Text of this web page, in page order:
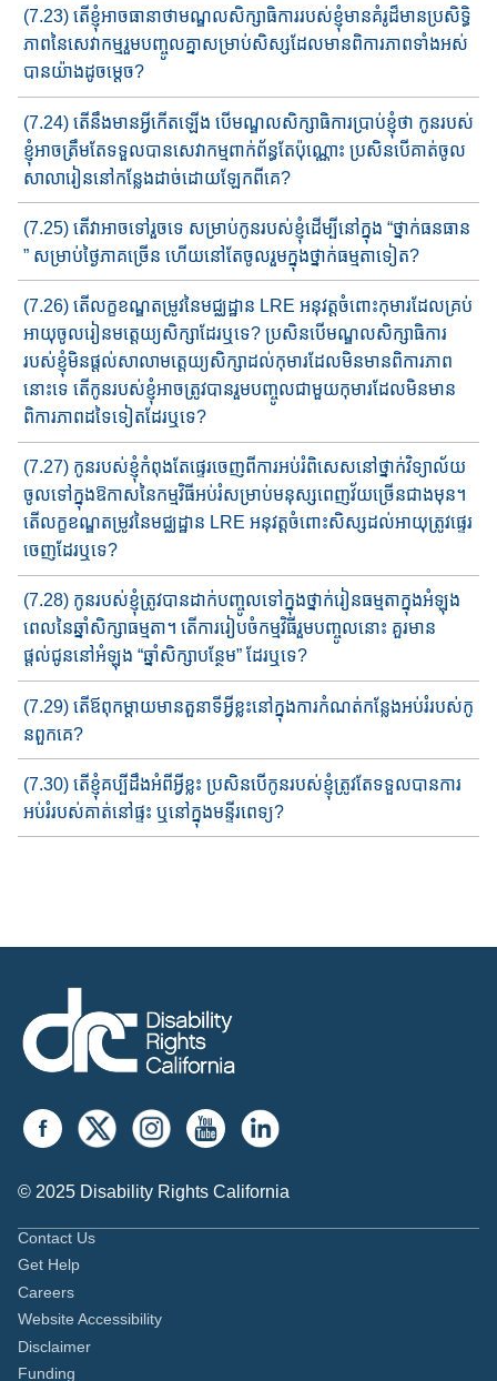
(7.23) តើខ្ញុំអាចធានាថាមណ្ឌលសិក្សាធិការរបស់ខ្ញុំ​មានគំរូដ៏​មា​នប្រសិ​ទ្ធិ​​
ភាព​នៃ​សេវាកម្មរួមបញ្ចូលគ្នា​សម្រាប់សិស្សដែល​មានពិការភាព​ទាំង​អស់​
បាន​យ៉ាង​ដូចម្ដេច​?
(7.24) តើនឹងមានអ្វីកើតឡើង បើមណ្ឌលសិក្សាធិការប្រាប់ខ្ញុំថា កូនរប​ស់​
ខ្ញុំ​​អាចត្រឹម​តែទទួល​បាន​សេវាកម្ម​ពាក់ព័ន្ធ​តែប៉ុណ្ណោះ​ ប្រសិនបើគាត់​ចូល​
សាលារៀននៅកន្លែងដាច់ដោយឡែកពីគេ?
(7.25) តើវាអាចទៅរួចទេ សម្រាប់កូនរបស់ខ្ញុំដើម្បីនៅក្នុង “ថ្នាក់ធនធា​ន​
” សម្រា​ប់​​​ថ្ងៃភាគច្រើន ហើយនៅតែចូលរួមក្នុងថ្នាក់ធម្មតាទៀត?
(7.26) តើលក្ខខណ្ឌតម្រូវ​នៃ​មជ្ឈដ្ឋាន​ LRE អនុវត្តចំពោះកុមារដែល​គ្រប់​​​
អាយុចូល​រៀន​មត្តេយ្យសិក្សាដែរឬទេ? ប្រសិនបើមណ្ឌ​លសិក្សាធិកា​រ​
របស់ខ្ញុំមិនផ្តល់​សាលា​មត្តេយ្យសិក្សាដល់​កុមារ​ដែល​មិន​មាន​ពិការភា​ព​
នោះទេ​ តើកូនរបស់ខ្ញុំអាចត្រូវបាន​រួមបញ្ចូល​ជាមួយ​កុមារដែល​មិន​មាន​
ពិការភាពដ​ទៃ​ទៀត​ដែរឬទេ?
(7.27) កូនរបស់ខ្ញុំកំពុងតែផ្ទេរចេញពីការអប់រំពិសេសនៅថ្នាក់វិទ្យាល័យ
ចូល​ទៅក្នុង​ឱកាសនៃកម្មវិធីអប់រំ​សម្រាប់​មនុស្សពេញវ័យច្រើន​ជាង​មុន។
តើលក្ខខណ្ឌតម្រូវ​នៃ​មជ្ឈដ្ឋាន​ LRE អនុវត្តចំពោះ​សិស្សដល់​អាយុ​​ត្រូវផ្ទេរ
ចេញ​ដែរឬទេ?
(7.28) កូនរបស់ខ្ញុំត្រូវបានដាក់បញ្ចូលទៅក្នុងថ្នាក់រៀនធម្មតាក្នុង​អំ​ឡុង​
ពេលនៃឆ្នាំសិក្សាធម្មតា។ តើការរៀបចំ​កម្មវិធីរួមបញ្ចូលនោះ គួរ​មាន​
ផ្តល់ជូន​នៅអំឡុង​ “ឆ្នាំសិក្សាបន្ថែម​” ដែរឬទេ?
(7.29) តើឪពុកម្ដាយមានតួនាទីអ្វីខ្លះ​នៅ​​ក្នុងការកំណត់កន្លែងអប់រំ​របស់​​កូ​
នពួកគេ?
(7.30) តើខ្ញុំគប្បីដឹងអំពីអ្វីខ្លះ ប្រសិនបើកូនរប​ស់ខ្ញុំត្រូវ​តែទទួល​បាន​ការ​
អប់រំរបស់គាត់​នៅផ្ទះ ឬនៅក្នុង​មន្ទីរពេទ្យ​?
© 2025 Disability Rights California
Contact Us
Get Help
Careers
Website Accessibility
Disclaimer
Funding